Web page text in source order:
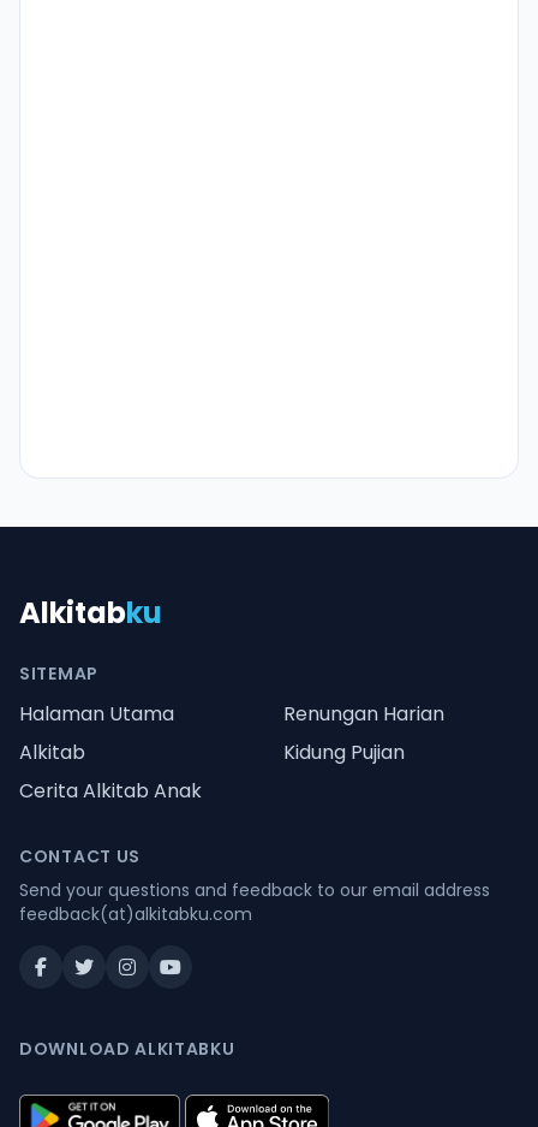
Alkitabku
SITEMAP
Halaman Utama
Renungan Harian
Alkitab
Kidung Pujian
Cerita Alkitab Anak
CONTACT US
Send your questions and feedback to our email address
feedback(at)alkitabku.com
DOWNLOAD ALKITABKU